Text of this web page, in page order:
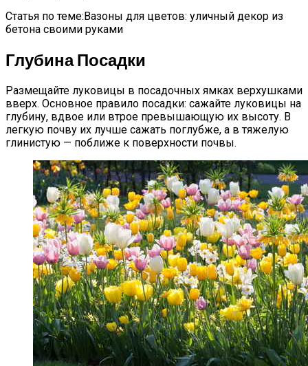
Статья по теме:Вазоны для цветов: уличный декор из
бетона своими руками
Глу­бина По­сад­ки
Раз­ме­щай­те лу­кови­цы в по­садоч­ных ям­ках вер­хушка­ми
вверх. Ос­новное пра­вило по­сад­ки: са­жай­те лу­кови­цы на
глу­бину, вдвое или втрое пре­выша­ющую их вы­соту. В
лег­кую поч­ву их луч­ше са­жать пог­лубже, а в тя­желую
гли­нис­тую — поб­ли­же к по­вер­хнос­ти поч­вы.